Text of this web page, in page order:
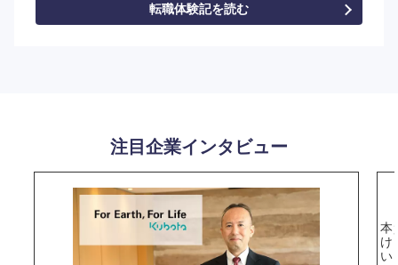
転職体験記を読む
注目企業インタビュー
本
け
い